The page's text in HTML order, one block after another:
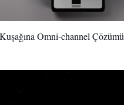
Omni-channel Çözümü